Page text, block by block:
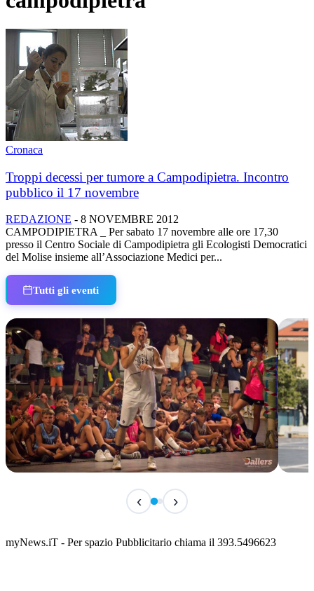
Cronaca
Troppi decessi per tumore a Campodipietra. Incontro
pubblico il 17 novembre
REDAZIONE - 8 NOVEMBRE 2012
CAMPODIPIETRA _ Per sabato 17 novembre alle ore 17,30
presso il Centro Sociale di Campodipietra gli Ecologisti Democratici
del Molise insieme all’Associazione Medici per...
Tutti gli eventi
Classic Contest 3vs3 Memorial Michele
📅 6 Agosto 2026 · 09:00 · 📍 Lungomare C. Colombo
‹ ›
myNews.iT - Per spazio Pubblicitario chiama il 393.5496623